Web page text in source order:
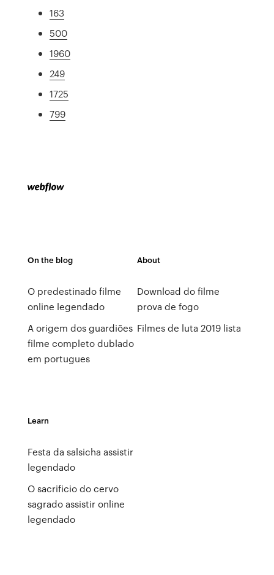
163
500
1960
249
1725
799
On the blog
O predestinado filme
online legendado
A origem dos guardiões
filme completo dublado
em portugues
About
Download do filme
prova de fogo
Filmes de luta 2019 lista
Learn
Festa da salsicha assistir
legendado
O sacrificio do cervo
sagrado assistir online
legendado